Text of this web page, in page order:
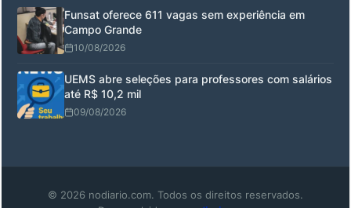
Funsat oferece 611 vagas sem experiência em
Campo Grande
10/08/2026
UEMS abre seleções para professores com salários
até R$ 10,2 mil
09/08/2026
© 2026 nodiario.com. Todos os direitos reservados.